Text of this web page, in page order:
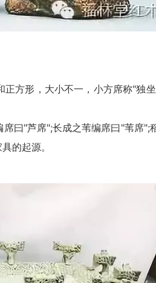
方形，大小不一，小方席称"独
"芦席";长成之苇编席曰"苇席";稻
的起源。